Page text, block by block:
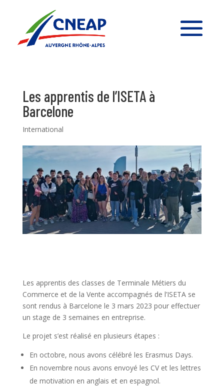
Les apprentis de l’ISETA à
Barcelone
International
Les apprentis des classes de Terminale Métiers du
Commerce et de la Vente accompagnés de l’ISETA se
sont rendus à Barcelone le 3 mars 2023 pour effectuer
un stage de 3 semaines en entreprise.
Le projet s’est réalisé en plusieurs étapes :
En octobre, nous avons célébré les Erasmus Days.
En novembre nous avons envoyé les CV et les lettres
de motivation en anglais et en espagnol.